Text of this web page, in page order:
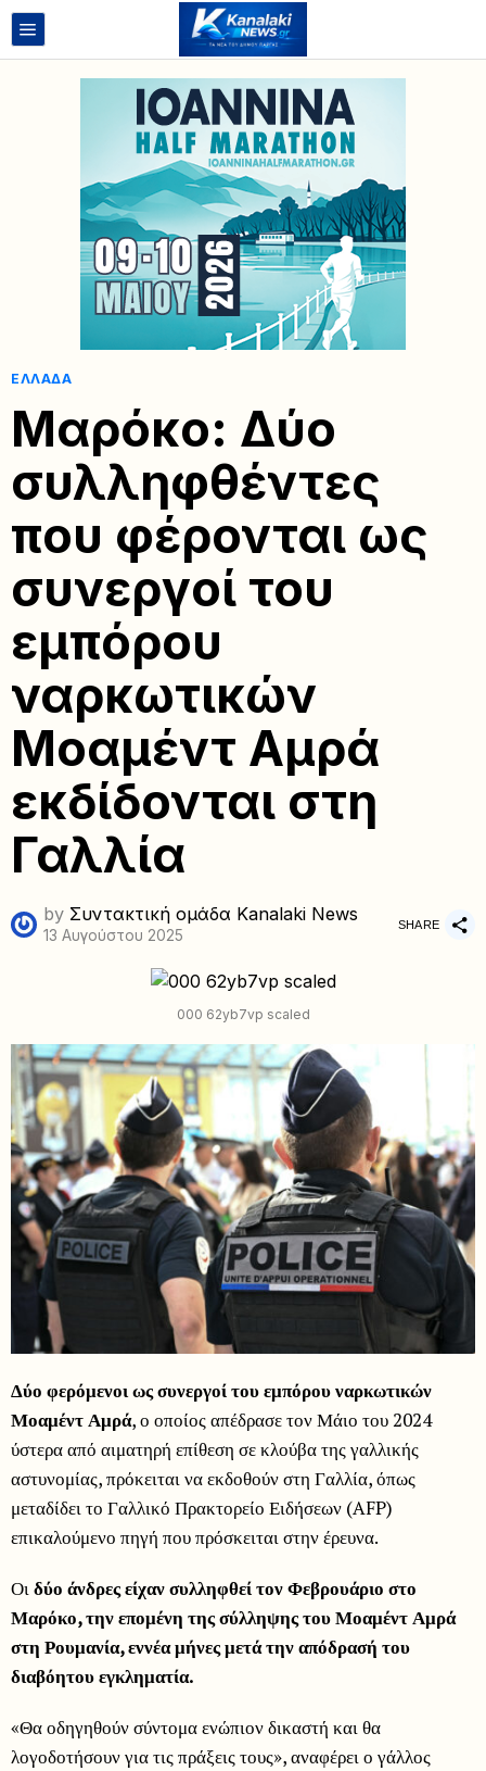
ΕΛΛΆΔΑ
Μαρόκο: Δύο
συλληφθέντες
που φέρονται ως
συνεργοί του
εμπόρου
ναρκωτικών
Μοαμέντ Αμρά
εκδίδονται στη
Γαλλία
by Συντακτική ομάδα Kanalaki News
13 Αυγούστου 2025
SHARE
000 62yb7vp scaled
Δύο φερόμενοι ως συνεργοί του εμπόρου ναρκωτικών
Μοαμέντ Αμρά, ο οποίος απέδρασε τον Μάιο του 2024
ύστερα από αιματηρή επίθεση σε κλούβα της γαλλικής
αστυνομίας, πρόκειται να εκδοθούν στη Γαλλία, όπως
μεταδίδει το Γαλλικό Πρακτορείο Ειδήσεων (AFP)
επικαλούμενο πηγή που πρόσκειται στην έρευνα.
Οιδύο άνδρες είχαν συλληφθεί τον Φεβρουάριο στο
Μαρόκο, την επομένη της σύλληψης του Μοαμέντ Αμρά
στη Ρουμανία, εννέα μήνες μετά την απόδρασή του
διαβόητου εγκληματία.
«Θα οδηγηθούν σύντομα ενώπιον δικαστή και θα
λογοδοτήσουν για τις πράξεις τους», αναφέρει ο γάλλος